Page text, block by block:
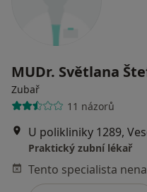
MUDr. Světlana
Zubař
11 názorů
U polikliniky 1289,
Praktický zubní lékař